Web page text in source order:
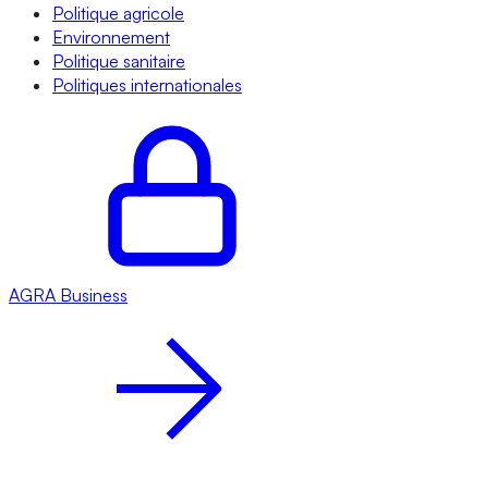
Politique agricole
Environnement
Politique sanitaire
Politiques internationales
AGRA Business